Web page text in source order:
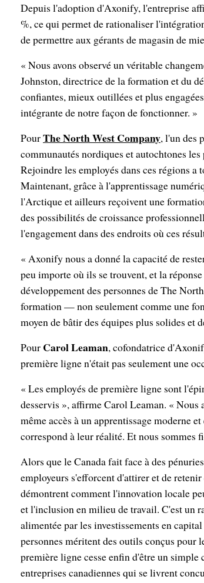
Depuis l'adoption d'Axonify, l'entreprise
%, ce qui permet de rationaliser
de permettre aux gérants de magasin de
« Nous avons observé un véritable
Johnston, directrice de la formation et du
confiantes, mieux outillées et plus
intégrante de notre façon de fonctionner. »
PourThe North West Company, l'un des
communautés nordiques et autochtones
Rejoindre les employés dans ces régions
Maintenant, grâce à l'apprentissage
l'Arctique et ailleurs reçoivent une
des possibilités de croissance
l'engagement dans des endroits où ces
« Axonify nous a donné la capacité de
peu importe où ils se trouvent, et la
développement des personnes de The
formation — non seulement comme une
moyen de bâtir des équipes plus solides et
Pour Carol Leaman, cofondatrice
première ligne n'était pas seulement une
« Les employés de première ligne sont
desservis », affirme Carol Leaman. «
même accès à un apprentissage moderne
correspond à leur réalité. Et nous sommes
Alors que le Canada fait face à des
employeurs s'efforcent d'attirer et de
démontrent comment l'innovation locale
et l'inclusion en milieu de travail. C'est un
alimentée par les investissements en
personnes méritent des outils conçus
première ligne cesse enfin d'être un
entreprises canadiennes qui se livrent